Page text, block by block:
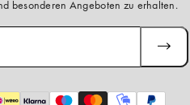
besonderen Angeboten zu erhalten.